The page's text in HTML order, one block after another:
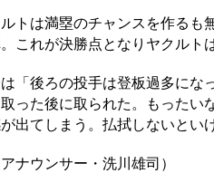
トは満塁のチャンスを作るも
これが決勝点となりヤクルト
「後ろの投手は登板過多にな
った後に取られた。もったい
出てしまう。払拭しないとい
ナウンサー・洗川雄司）